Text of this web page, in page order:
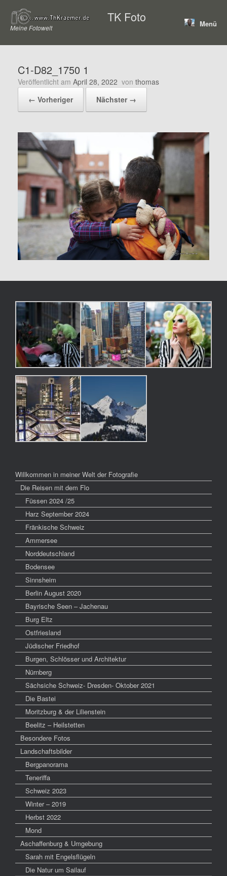
Inhalt
springen
TK Foto
Meine Fotowelt Menü
C1-D82_1750 1
Veröffentlicht am April 28, 2022 von thomas
← Vorheriger
Nächster →
Willkommen in meiner Welt der Fotografie
Die Reisen mit dem Flo
Füssen 2024 /25
Harz September 2024
Fränkische Schweiz
Ammersee
Norddeutschland
Bodensee
Sinnsheim
Berlin August 2020
Bayrische Seen – Jachenau
Burg Eltz
Ostfriesland
Jüdischer Friedhof
Burgen, Schlösser und Architektur
Nürnberg
Sächsiche Schweiz- Dresden- Oktober 2021
Die Bastei
Moritzburg & der Lilienstein
Beelitz – Heilstetten
Besondere Fotos
Landschaftsbilder
Bergpanorama
Teneriffa
Schweiz 2023
Winter – 2019
Herbst 2022
Mond
Aschaffenburg & Umgebung
Sarah mit Engelsflügeln
Die Natur um Sailauf